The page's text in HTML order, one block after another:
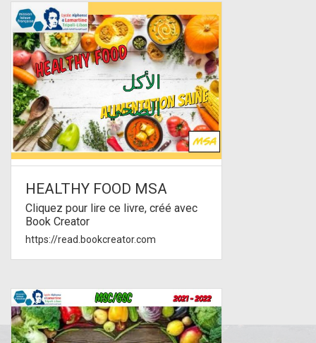
HEALTHY FOOD MSA
Cliquez pour lire ce livre, créé avec
Book Creator
https://read.bookcreator.com